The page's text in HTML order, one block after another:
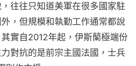
往往只知道美軍在很多國家駐
，但規模和執勤工作通常都說
實自2012年起，伊斯蘭極端份
對抗的是前宗主國法國，士兵